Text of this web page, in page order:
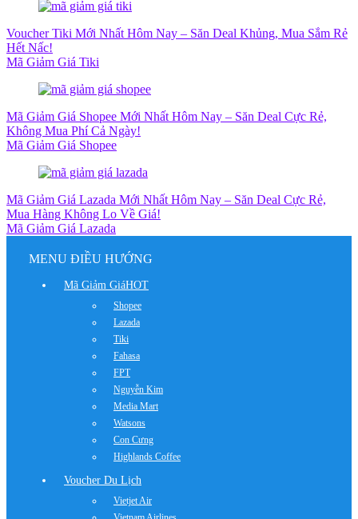
Voucher Tiki Mới Nhất Hôm Nay – Săn Deal Khủng, Mua Sắm Rẻ
Hết Nấc!
Mã Giảm Giá Tiki
Mã Giảm Giá Shopee Mới Nhất Hôm Nay – Săn Deal Cực Rẻ,
Không Mua Phí Cả Ngày!
Mã Giảm Giá Shopee
Mã Giảm Giá Lazada Mới Nhất Hôm Nay – Săn Deal Cực Rẻ,
Mua Hàng Không Lo Về Giá!
Mã Giảm Giá Lazada
MENU ĐIỀU HƯỚNG
Mã Giảm GiáHOT
Shopee
Lazada
Tiki
Fahasa
FPT
Nguyễn Kim
Media Mart
Watsons
Con Cưng
Highlands Coffee
Voucher Du Lịch
Vietjet Air